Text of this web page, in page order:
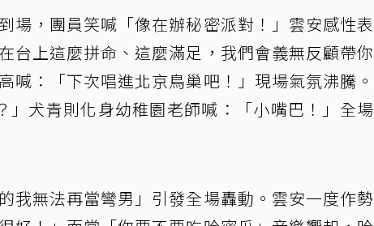
場，團員笑喊「像在辦秘密派對！」雲安感性表
台上這麼拼命、這麼滿足，我們會義無反顧帶你
喊：「下次唱進北京鳥巢吧！」現場氣氛沸騰。
」犬青則化身幼稚園老師喊：「小嘴巴！」全場
我無法再當彎男」引發全場轟動。雲安一度作勢